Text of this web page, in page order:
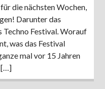
Steinfurt103,9 MHz
die nächsten Wochen,
Darunter das
Festival. Worauf
was das Festival
mal vor 15 Jahren
[…]